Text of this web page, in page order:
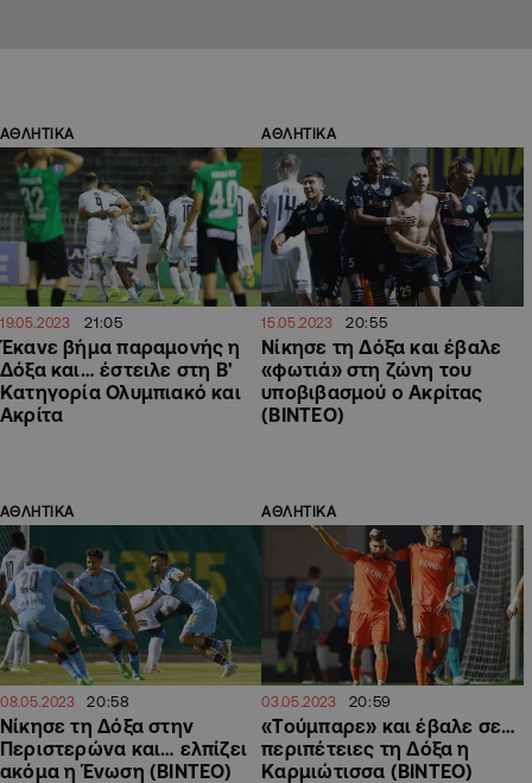
ΑΘΛΗΤΙΚΑ
19.05.2023 21:05
Έκανε βήμα παραμονής η
Δόξα και… έστειλε στη Β'
Κατηγορία Ολυμπιακό και
Ακρίτα
ΑΘΛΗΤΙΚΑ
15.05.2023 20:55
Νίκησε τη Δόξα και έβαλε
«φωτιά» στη ζώνη του
υποβιβασμού ο Ακρίτας
(ΒΙΝΤΕΟ)
ΑΘΛΗΤΙΚΑ
08.05.2023 20:58
Νίκησε τη Δόξα στην
Περιστερώνα και… ελπίζει
ακόμα η Ένωση (ΒΙΝΤΕΟ)
ΑΘΛΗΤΙΚΑ
03.05.2023 20:59
«Τούμπαρε» και έβαλε σε…
περιπέτειες τη Δόξα η
Καρμιώτισσα (ΒΙΝΤΕΟ)